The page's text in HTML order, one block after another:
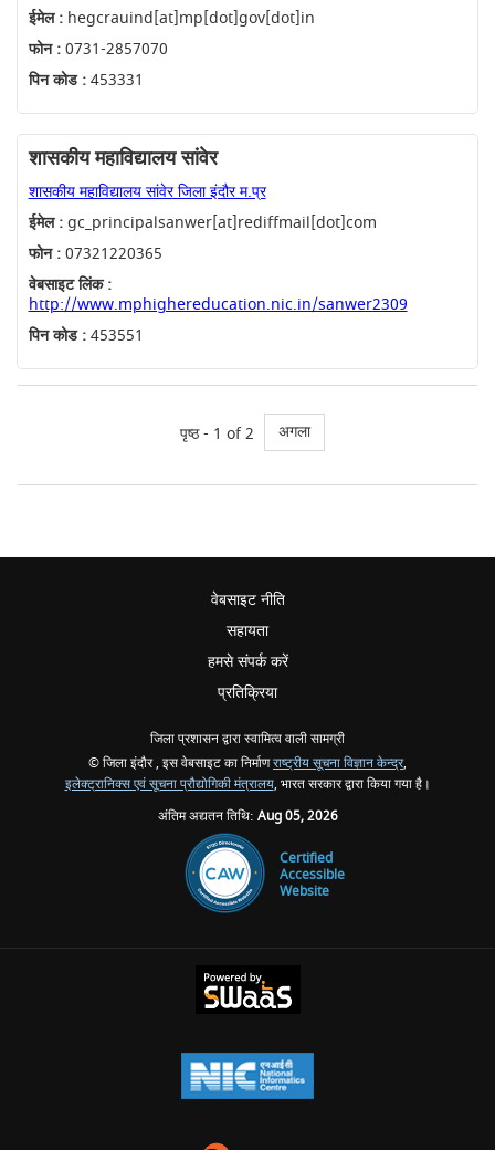
ईमेल :hegcrauind[at]mp[dot]gov[dot]in
फोन :0731-2857070
पिन कोड :453331
शासकीय महाविद्यालय सांवेर
शासकीय महाविद्यालय सांवेर जिला इंदौर म.प्र
ईमेल :gc_principalsanwer[at]rediffmail[dot]com
फोन :07321220365
वेबसाइट लिंक :
http://www.mphighereducation.nic.in/sanwer2309
पिन कोड :453551
पृष्ठ - 1 of 2 अगला
वेबसाइट नीति
सहायता
हमसे संपर्क करें
प्रतिक्रिया
जिला प्रशासन द्वारा स्वामित्व वाली सामग्री
© जिला इंदौर , इस वेबसाइट का निर्माणराष्ट्रीय सूचना विज्ञान केन्द्र,
इलेक्ट्रानिक्स एवं सूचना प्रौद्योगिकी मंत्रालय, भारत सरकार द्वारा किया गया है।
अंतिम अद्यतन तिथि: Aug 05, 2026
Certified
Accessible
Website